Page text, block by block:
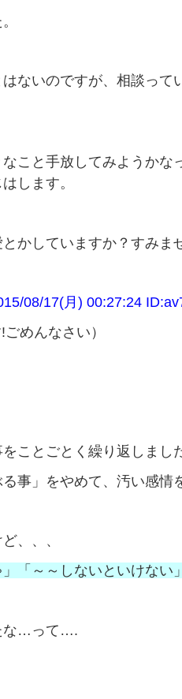
ないのですが、相談って
こと手放してみようかな
します。
かしていますか？すみま
08/17(月) 00:27:24
めんなさい）
ことごとく繰り返しまし
事」をやめて、汚い感情
、、、
「～～しないといけない」
な…って….